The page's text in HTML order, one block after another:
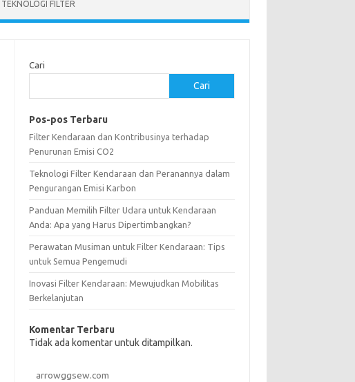
TEKNOLOGI FILTER
Cari
Cari
Pos-pos Terbaru
Filter Kendaraan dan Kontribusinya terhadap
Penurunan Emisi CO2
Teknologi Filter Kendaraan dan Peranannya dalam
Pengurangan Emisi Karbon
Panduan Memilih Filter Udara untuk Kendaraan
Anda: Apa yang Harus Dipertimbangkan?
Perawatan Musiman untuk Filter Kendaraan: Tips
untuk Semua Pengemudi
Inovasi Filter Kendaraan: Mewujudkan Mobilitas
Berkelanjutan
Komentar Terbaru
Tidak ada komentar untuk ditampilkan.
arrowggsew.com